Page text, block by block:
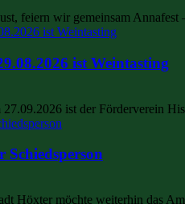
feiern wir gemeinsam
ist Weintasting
ist der Förderverein
Höxter möchte weiterhin das